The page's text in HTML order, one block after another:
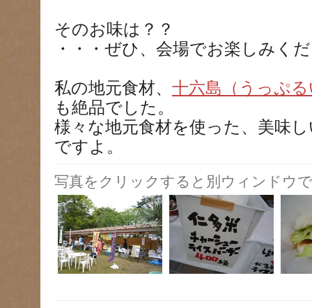
そのお味は？？
・・・ぜひ、会場でお楽しみく
私の地元食材、 十六島（うっぷ
も絶品でした。
様々な地元食材を使った、美味
ですよ。
写真をクリックすると別ウィンドウ